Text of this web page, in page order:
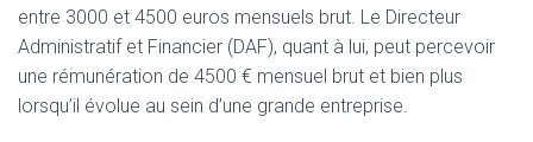
entre 3000 et 4500 euros mensuels brut. Le Directeur
Administratif et Financier (DAF), quant à lui, peut percevoir
une rémunération de 4500 € mensuel brut et bien plus
lorsqu’il évolue au sein d’une grande entreprise.